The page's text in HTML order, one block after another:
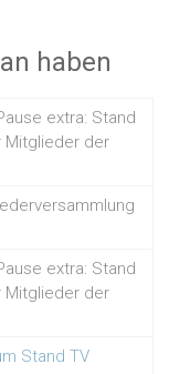
haben
extra: Stand
Mitglieder der
extra: Stand
Mitglieder der
Stand TV